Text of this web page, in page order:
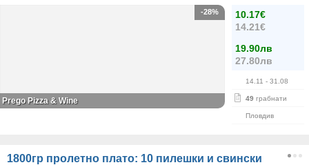
10.17€
14.21€
19.90лв
27.80лв
14.11 - 31.08
49 грабнати
Пловдив
-28%
Prego Pizza & Wine
1800гр пролетно плато: 10 пилешки и свински